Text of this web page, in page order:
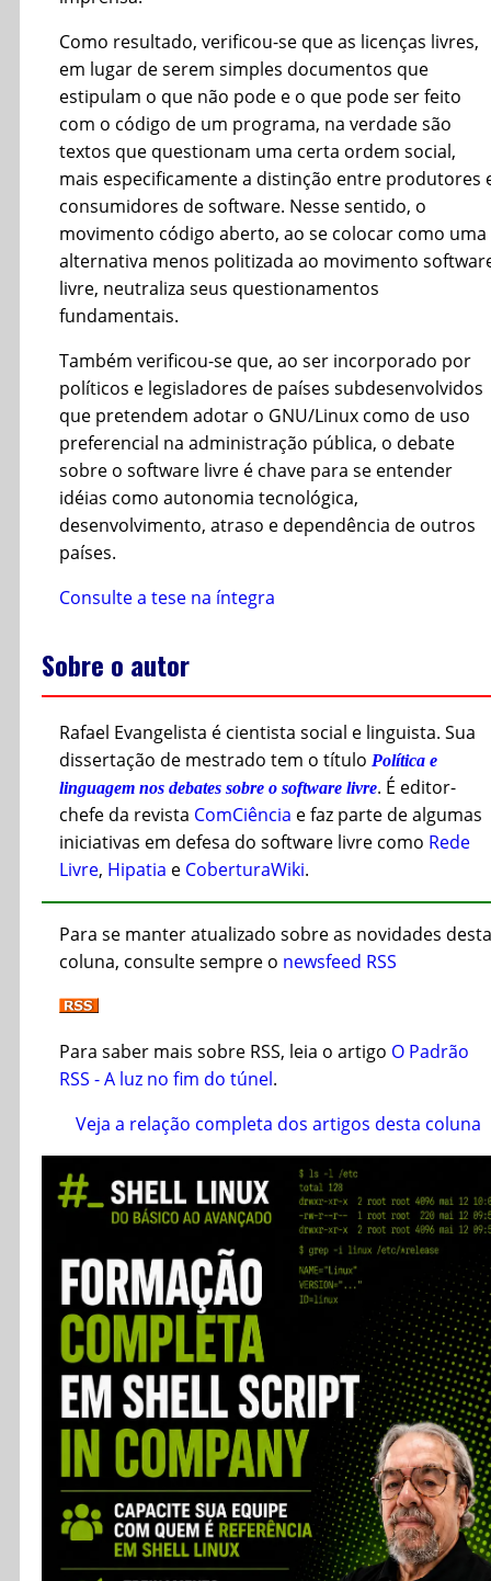
Como resultado, verificou-se que as licenças livres,
em lugar de serem simples documentos que
estipulam o que não pode e o que pode ser feito
com o código de um programa, na verdade são
textos que questionam uma certa ordem social,
mais especificamente a distinção entre produtores
consumidores de software. Nesse sentido, o
movimento código aberto, ao se colocar como uma
alternativa menos politizada ao movimento
livre, neutraliza seus questionamentos
fundamentais.
Também verificou-se que, ao ser incorporado por
políticos e legisladores de países subdesenvolvidos
que pretendem adotar o GNU/Linux como de uso
preferencial na administração pública, o debate
sobre o software livre é chave para se entender
idéias como autonomia tecnológica,
desenvolvimento, atraso e dependência de outros
países.
Consulte a tese na íntegra
Sobre o autor
Rafael Evangelista é cientista social e linguista. Sua
dissertação de mestrado tem o título Política e
linguagem nos debates sobre o software livre. É editor-
chefe da revista ComCiência e faz parte de algumas
iniciativas em defesa do software livre como Rede
Livre, Hipatia e CoberturaWiki.
Para se manter atualizado sobre as novidades desta
coluna, consulte sempre o newsfeed RSS
Para saber mais sobre RSS, leia o artigo O Padrão
RSS - A luz no fim do túnel.
Veja a relação completa dos artigos desta coluna